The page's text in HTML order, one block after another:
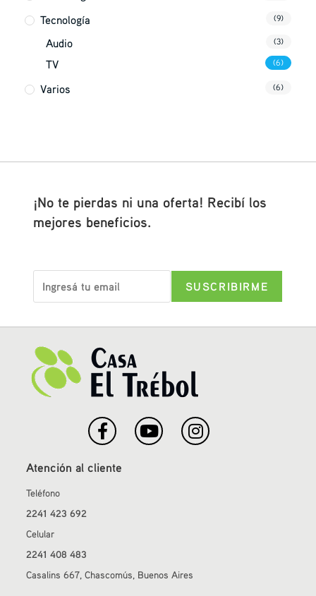
Tecnología (9)
Audio (3)
TV (6)
Varios (6)
¡No te pierdas ni una oferta! Recibí los
mejores beneficios.
Atención al cliente
Teléfono
2241 423 692
Celular
2241 408 483
Casalins 667, Chascomús, Buenos Aires